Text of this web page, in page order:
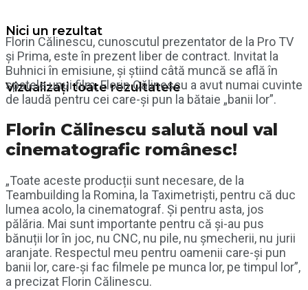
Nici un rezultat
Vizualizați toate rezultatele
Florin Călinescu, cunoscutul prezentator de la Pro TV
și Prima, este în prezent liber de contract. Invitat la
Buhnici în emisiune, și știind câtă muncă se află în
spatele unui film, Florin Călinescu a avut numai cuvinte
de laudă pentru cei care-și pun la bătaie „banii lor”.
Florin Călinescu salută noul val
cinematografic românesc!
„Toate aceste producții sunt necesare, de la
Teambuilding la Romina, la Taximetriști, pentru că duc
lumea acolo, la cinematograf. Și pentru asta, jos
pălăria. Mai sunt importante pentru că și-au pus
bănuții lor în joc, nu CNC, nu pile, nu șmecherii, nu jurii
aranjate. Respectul meu pentru oamenii care-și pun
banii lor, care-și fac filmele pe munca lor, pe timpul lor”,
a precizat Florin Călinescu.